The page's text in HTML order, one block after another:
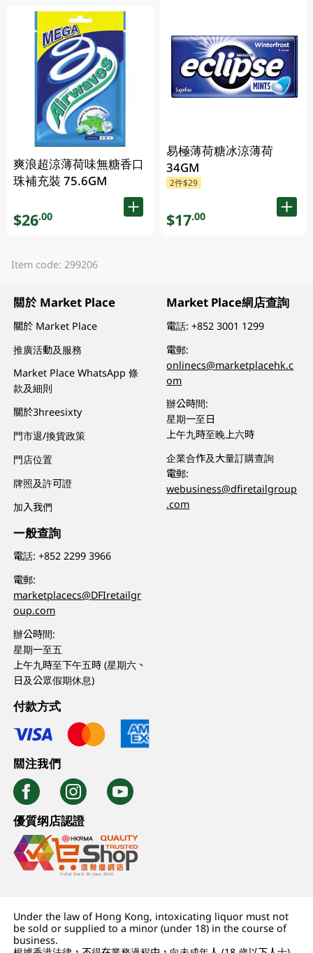
爽浪超涼薄荷味無糖香口
珠補充裝 75.6GM
$26.00
易極薄荷糖冰涼薄荷
34GM
2件$29
$17.00
Item code: 299206
關於 Market Place
關於 Market Place
推廣活動及服務
Market Place WhatsApp 條
款及細則
關於3hreesixty
門市退/換貨政策
門店位置
牌照及許可證
加入我們
一般查詢
電話:+852 2299 3966
電郵:
marketplacecs@DFIretailgr
oup.com
辦公時間:
星期一至五
上午九時至下午五時 (星期六、
日及公眾假期休息)
Market Place網店查詢
電話:+852 3001 1299
電郵:
onlinecs@marketplacehk.c
om
辦公時間:
星期一至日
上午九時至晚上六時
企業合作及大量訂購查詢
電郵:
webusiness@dfiretailgroup
.com
付款方式
關注我們
優質纲店認證
Under the law of Hong Kong, intoxicating liquor must not
be sold or supplied to a minor (under 18) in the course of
business.